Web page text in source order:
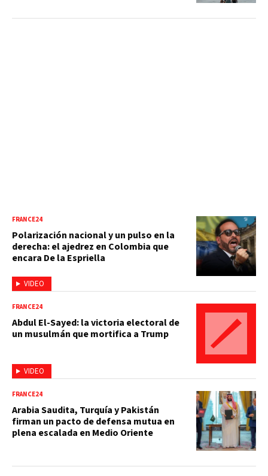
VIDEO
FRANCE24
Polarización nacional y un pulso en la
derecha: el ajedrez en Colombia que
encara De la Espriella
VIDEO
FRANCE24
Abdul El-Sayed: la victoria electoral de
un musulmán que mortifica a Trump
FRANCE24
Arabia Saudita, Turquía y Pakistán
firman un pacto de defensa mutua en
plena escalada en Medio Oriente